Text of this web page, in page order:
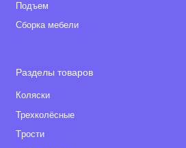
Подъем
Сборка мебели
Разделы товаров
Коляски
Трехколёсные
Tрости